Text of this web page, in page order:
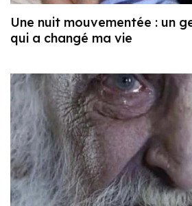
Une nuit mouvementée : un
qui a changé ma vie